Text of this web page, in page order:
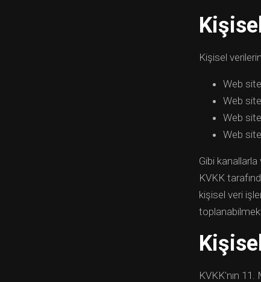
Kişisel
Web
Web
Web
Web
Gibi
KVKK
kişisel veri
KVKK'nın